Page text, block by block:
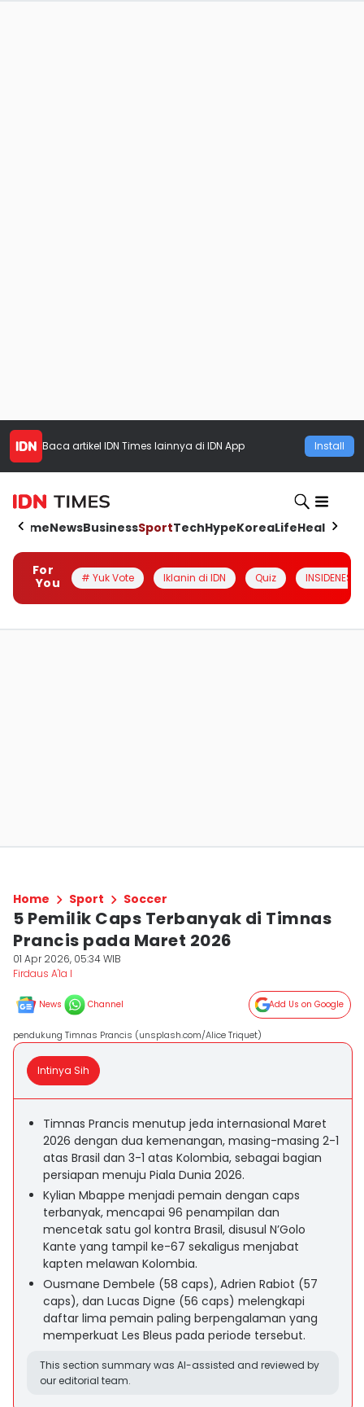
Baca artikel IDN Times lainnya di IDN App Install
HomeNewsBusinessSportTechHypeKoreaLifeHealth
For
You
# Yuk Vote Iklanin di IDN Quiz INSIDENESIA
Home Sport Soccer
5 Pemilik Caps Terbanyak di Timnas
Prancis pada Maret 2026
01 Apr 2026, 05:34 WIB
Firdaus A'la I
News Channel Add Us on Google
pendukung Timnas Prancis (unsplash.com/Alice Triquet)
Intinya Sih
Timnas Prancis menutup jeda internasional Maret
2026 dengan dua kemenangan, masing-masing 2-1
atas Brasil dan 3-1 atas Kolombia, sebagai bagian
persiapan menuju Piala Dunia 2026.
Kylian Mbappe menjadi pemain dengan caps
terbanyak, mencapai 96 penampilan dan
mencetak satu gol kontra Brasil, disusul N’Golo
Kante yang tampil ke-67 sekaligus menjabat
kapten melawan Kolombia.
Ousmane Dembele (58 caps), Adrien Rabiot (57
caps), dan Lucas Digne (56 caps) melengkapi
daftar lima pemain paling berpengalaman yang
memperkuat Les Bleus pada periode tersebut.
This section summary was AI-assisted and reviewed by
our editorial team.